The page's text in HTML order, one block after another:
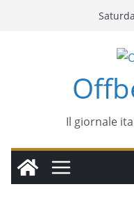
Il giornale